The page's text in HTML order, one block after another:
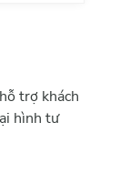
trợ khách
hình tư